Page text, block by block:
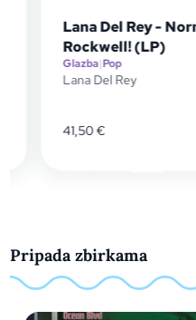
Lana Del Rey -
Rockwell! (LP)
Glazba|Pop
Lana Del Rey
41,50€
Pripada zbirkama